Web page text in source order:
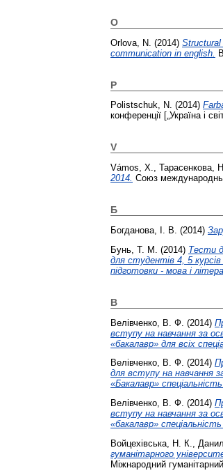
O
Orlova, N. (2014)
communication in english.
P
Polistschuk, N. (2014)
конференції [„Україна і
V
Vámos, X., Тарасенкова,
2014. Союз
Б
Богданова, І. В. (2014)
Бунь, Т. М.
(2014) Тести
для студентів 4, 5 курсів
підготовки - мова і
В
Велівченко, В. Ф. (2014)
вступу на навчання за
«бакалавр» для всіх
Велівченко, В. Ф. (2014)
для вступу на навчання за
«Бакалавр»
Велівченко, В. Ф. (2014)
вступу на навчання за
«бакалавр»
Войцехівська, Н. К.
гуманітарного
Міжнародний